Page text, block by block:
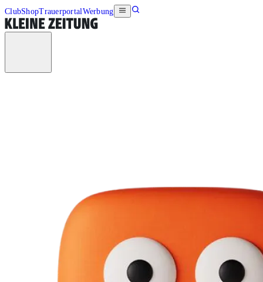
ClubShopTrauerportalWerbung